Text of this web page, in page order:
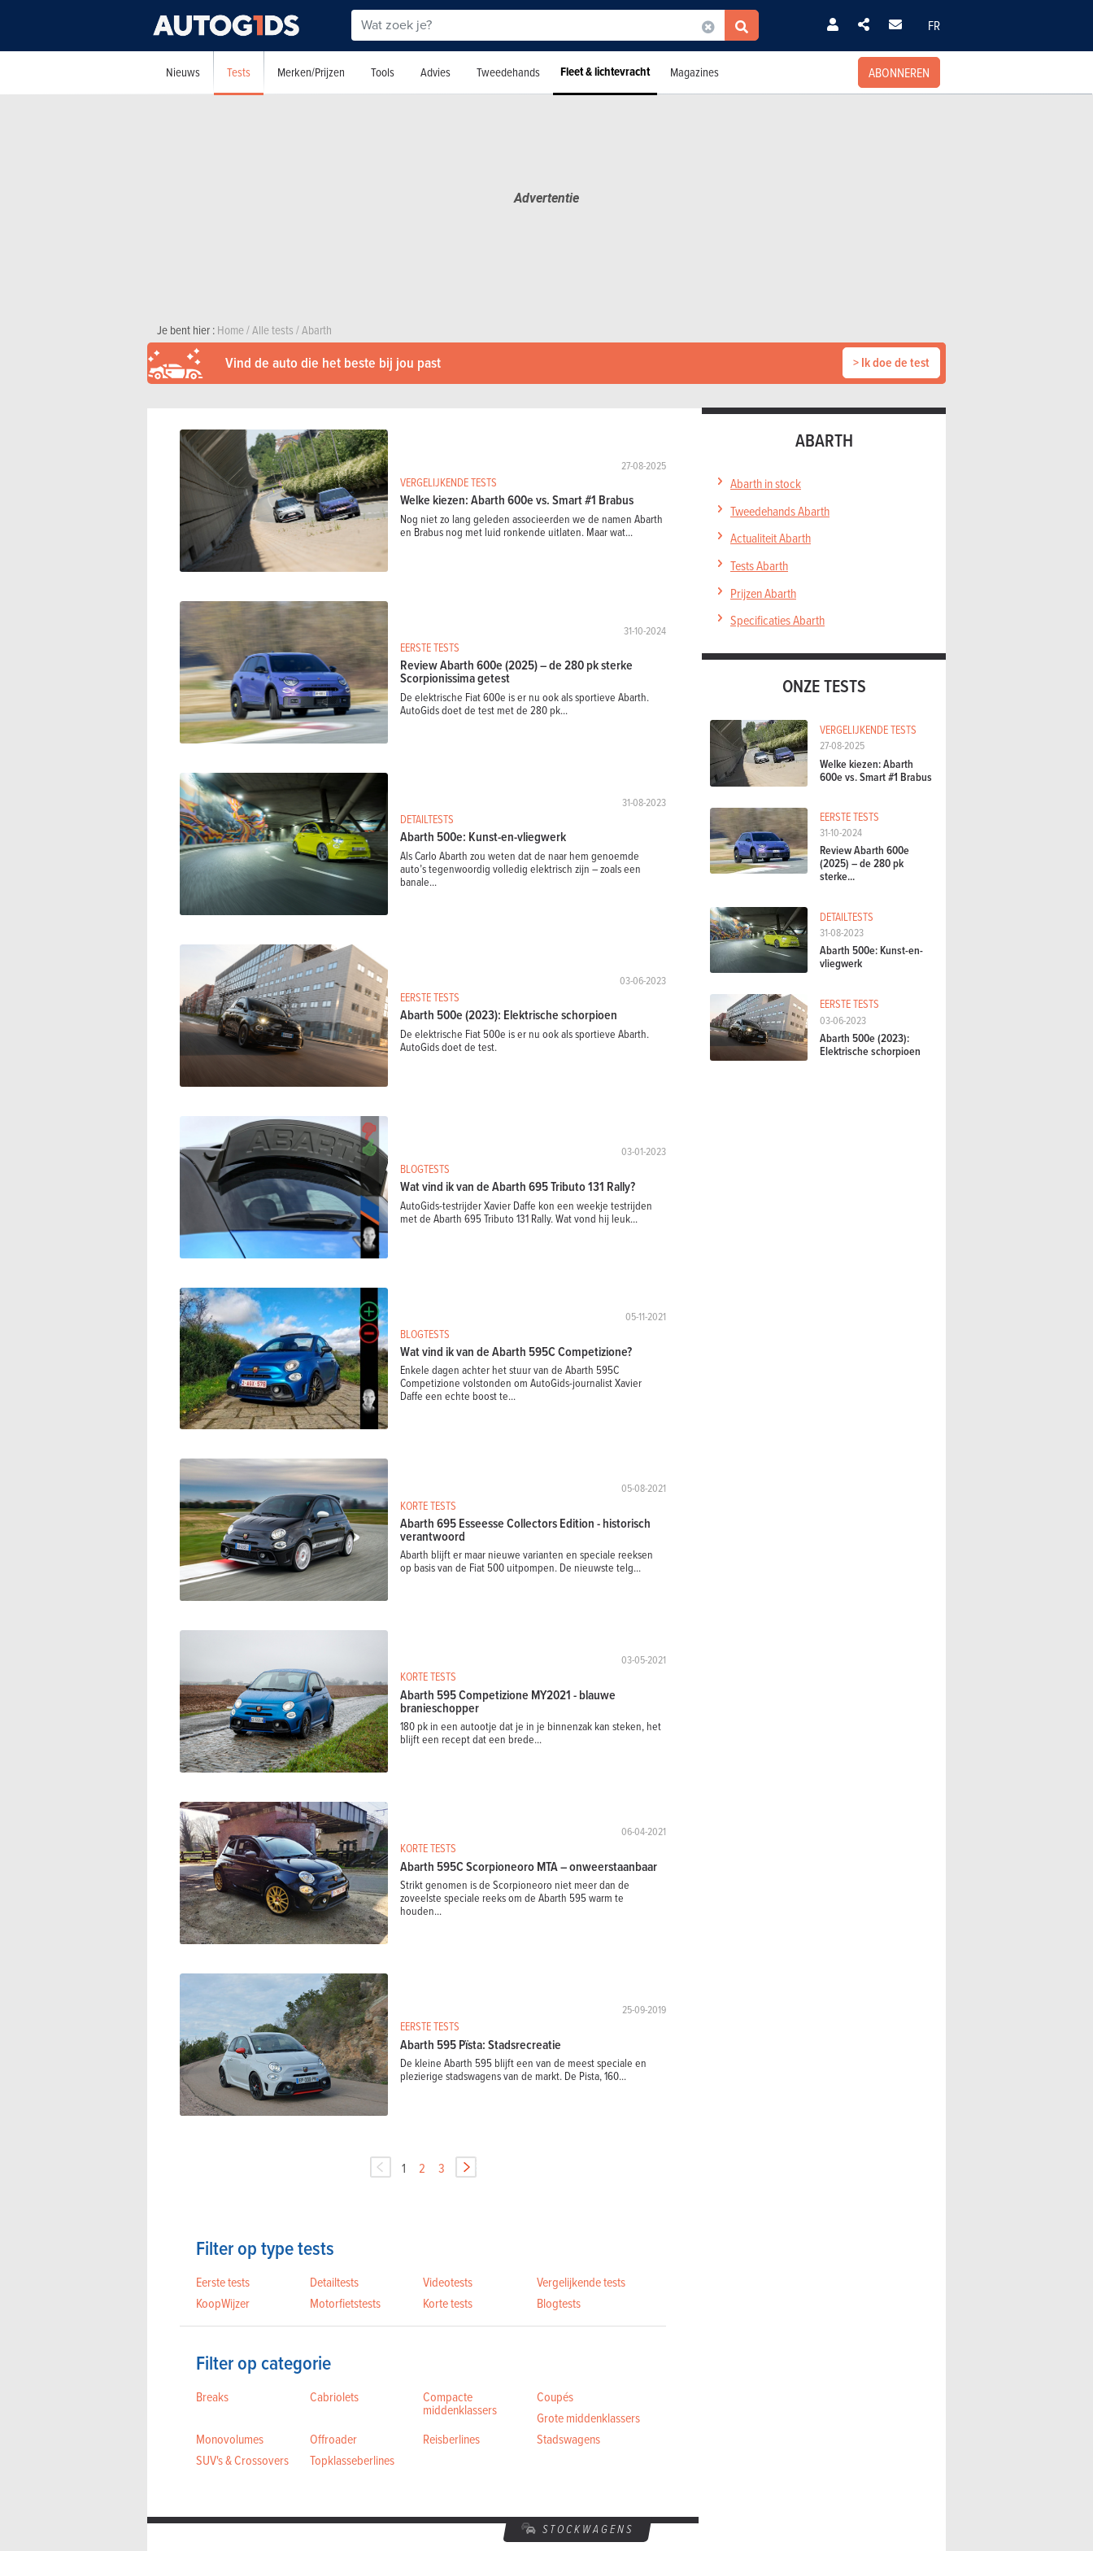
FR
Nieuws Tests Merken/Prijzen Tools Advies Tweedehands Fleet & lichtevracht Magazines ABONNEREN
Je bent hier :Home/Alle tests/Abarth
Vind de auto die het beste bij jou past > Ik doe de test
27-08-2025
VERGELIJKENDE TESTS
Welke kiezen: Abarth 600e vs. Smart #1 Brabus
Nog niet zo lang geleden associeerden we de namen Abarth
en Brabus nog met luid ronkende uitlaten. Maar wat...
31-10-2024
EERSTE TESTS
Review Abarth 600e (2025) – de 280 pk sterke
Scorpionissima getest
De elektrische Fiat 600e is er nu ook als sportieve Abarth.
AutoGids doet de test met de 280 pk...
31-08-2023
DETAILTESTS
Abarth 500e: Kunst-en-vliegwerk
Als Carlo Abarth zou weten dat de naar hem genoemde
auto’s tegenwoordig volledig elektrisch zijn – zoals een
banale...
03-06-2023
EERSTE TESTS
Abarth 500e (2023): Elektrische schorpioen
De elektrische Fiat 500e is er nu ook als sportieve Abarth.
AutoGids doet de test.
03-01-2023
BLOGTESTS
Wat vind ik van de Abarth 695 Tributo 131 Rally?
AutoGids-testrijder Xavier Daffe kon een weekje testrijden
met de Abarth 695 Tributo 131 Rally. Wat vond hij leuk...
05-11-2021
BLOGTESTS
Wat vind ik van de Abarth 595C Competizione?
Enkele dagen achter het stuur van de Abarth 595C
Competizione volstonden om AutoGids-journalist Xavier
Daffe een echte boost te...
05-08-2021
KORTE TESTS
Abarth 695 Esseesse Collectors Edition - historisch
verantwoord
Abarth blijft er maar nieuwe varianten en speciale reeksen
op basis van de Fiat 500 uitpompen. De nieuwste telg...
03-05-2021
KORTE TESTS
Abarth 595 Competizione MY2021 - blauwe
branieschopper
180 pk in een autootje dat je in je binnenzak kan steken, het
blijft een recept dat een brede...
06-04-2021
KORTE TESTS
Abarth 595C Scorpioneoro MTA – onweerstaanbaar
Strikt genomen is de Scorpioneoro niet meer dan de
zoveelste speciale reeks om de Abarth 595 warm te
houden...
25-09-2019
EERSTE TESTS
Abarth 595 Pïsta: Stadsrecreatie
De kleine Abarth 595 blijft een van de meest speciale en
plezierige stadswagens van de markt. De Pista, 160...
1 2 3
Filter op type tests
Eerste tests Detailtests Videotests
Vergelijkende tests
KoopWijzer
Motorfietstests Korte tests Blogtests
Filter op categorie
Breaks Cabriolets Compacte
middenklassers
Coupés
Grote middenklassers
Monovolumes
Offroader Reisberlines
Stadswagens
SUV's & Crossovers
Topklasseberlines
STOCKWAGENS
ABARTH
Abarth in stock
Tweedehands Abarth
Actualiteit Abarth
Tests Abarth
Prijzen Abarth
Specificaties Abarth
ONZE TESTS
VERGELIJKENDE TESTS
27-08-2025
Welke kiezen: Abarth
600e vs. Smart #1 Brabus
EERSTE TESTS
31-10-2024
Review Abarth 600e
(2025) – de 280 pk
sterke...
DETAILTESTS
31-08-2023
Abarth 500e: Kunst-en-
vliegwerk
EERSTE TESTS
03-06-2023
Abarth 500e (2023):
Elektrische schorpioen